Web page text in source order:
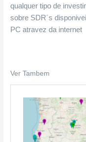
qualquer tipo de
sobre SDR´s
PC atravez da internet
Ver Tambem